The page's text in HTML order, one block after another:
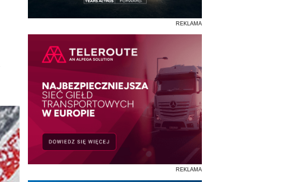
REKLAMA
REKLAMA